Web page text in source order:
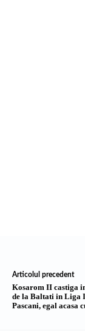
Articolul precedent
Kosarom II castiga
de la Baltati in Liga
Pascani, egal acasa